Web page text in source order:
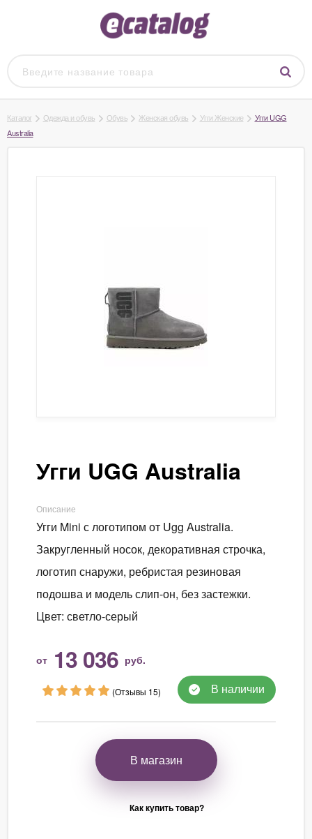
Каталог Одежда и обувь Обувь Женская обувь Угги Женские
Угги UGG
Australia
Угги UGG Australia
Описание
Угги Mini с логотипом от Ugg Australia.
Закругленный носок, декоративная строчка,
логотип снаружи, ребристая резиновая
подошва и модель слип-он, без застежки.
Цвет: светло-серый
от 13 036 руб.
(Отзывы 15) В наличии
В магазин
Как купить товар?